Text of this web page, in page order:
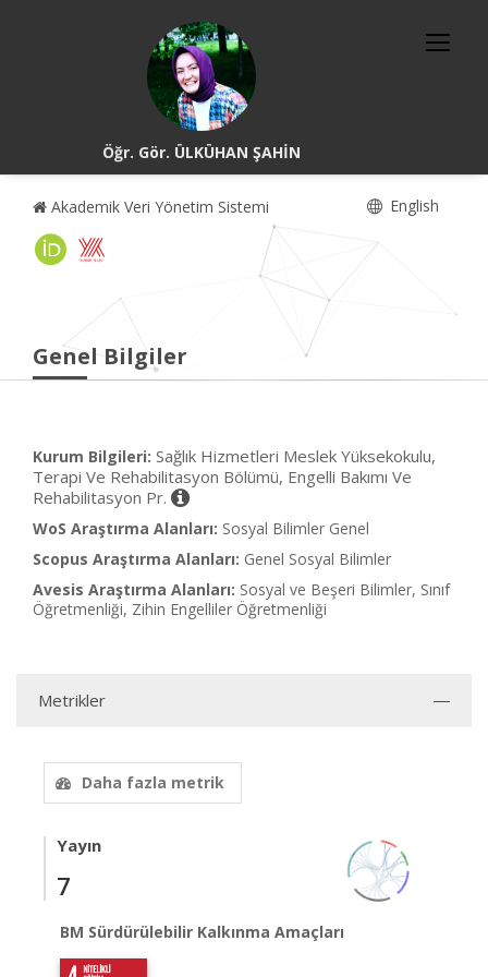
Öğr. Gör. ÜLKÜHAN ŞAHİN
Akademik Veri Yönetim Sistemi English
Genel Bilgiler
Kurum Bilgileri: Sağlık Hizmetleri Meslek Yüksekokulu,
Terapi Ve Rehabilitasyon Bölümü, Engelli Bakımı Ve
Rehabilitasyon Pr.
WoS Araştırma Alanları: Sosyal Bilimler Genel
Scopus Araştırma Alanları: Genel Sosyal Bilimler
Avesis Araştırma Alanları: Sosyal ve Beşeri Bilimler, Sınıf
Öğretmenliği, Zihin Engelliler Öğretmenliği
Metrikler
Daha fazla metrik
Yayın
7
BM Sürdürülebilir Kalkınma Amaçları